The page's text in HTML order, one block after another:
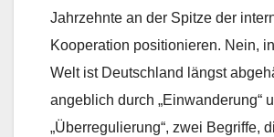
Jahrzehnte an der Spitze der
Kooperation positionieren. Nein,
Welt ist Deutschland längst
angeblich durch „Einwanderung“
„Überregulierung“, zwei Begriffe,